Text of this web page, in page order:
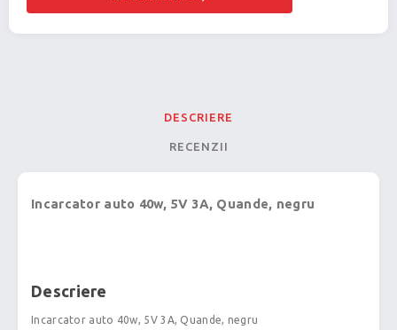
DESCRIERE
RECENZII
Incarcator auto 40w, 5V 3A, Quande, negru
Descriere
Incarcator auto 40w, 5V 3A, Quande, negru